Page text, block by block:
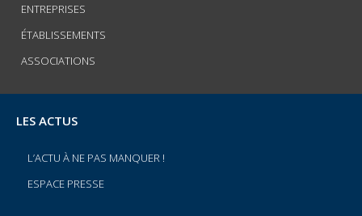
ENTREPRISES
ÉTABLISSEMENTS
ASSOCIATIONS
LES ACTUS
L’ACTU À NE PAS MANQUER !
ESPACE PRESSE